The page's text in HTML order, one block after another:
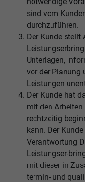
sind vom
durchzuführen.
Der Kunde stellt
Unterlagen,
vor der Planung
Leistungen
Der Kunde hat
mit den
rechtzeitig
kann. Der
Verantwortung
Leistungser-
mit dieser in
termin- und